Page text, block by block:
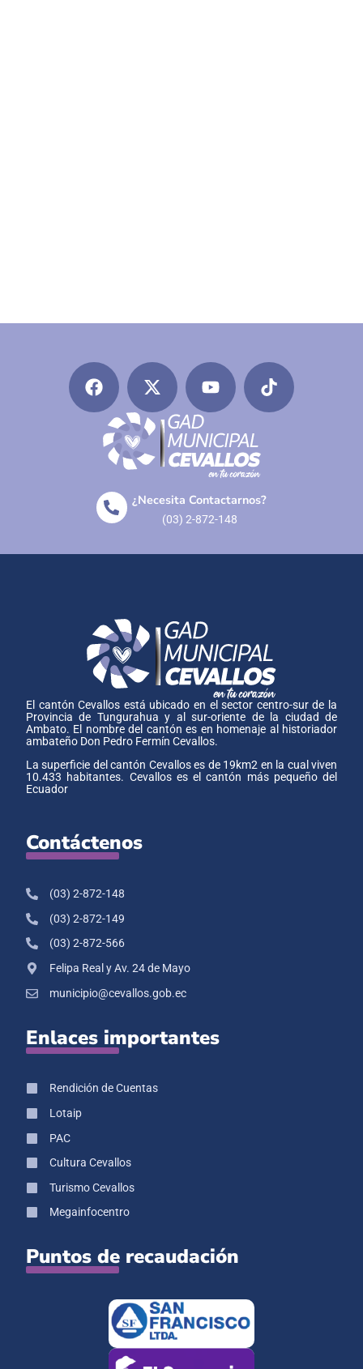
¿Necesita Contactarnos?
(03) 2-872-148
El cantón Cevallos está ubicado en el sector centro-sur de la
Provincia de Tungurahua y al sur-oriente de la ciudad de
Ambato. El nombre del cantón es en homenaje al historiador
ambateño Don Pedro Fermín Cevallos.
La superficie del cantón Cevallos es de 19km2 en la cual viven
10.433 habitantes. Cevallos es el cantón más pequeño del
Ecuador
Contáctenos
(03) 2-872-148
(03) 2-872-149
(03) 2-872-566
Felipa Real y Av. 24 de Mayo
municipio@cevallos.gob.ec
Enlaces importantes
Rendición de Cuentas
Lotaip
PAC
Cultura Cevallos
Turismo Cevallos
Megainfocentro
Puntos de recaudación